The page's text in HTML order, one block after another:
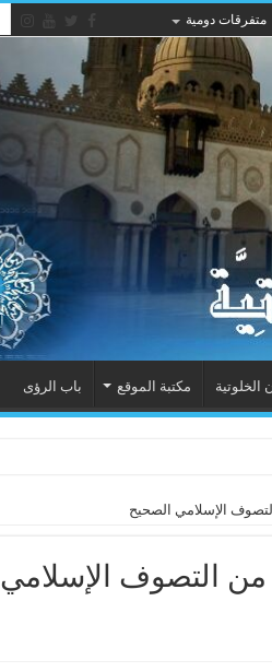
متفرقات دومية
الخلوتية مكتبة الموقع باب الرؤى
الإسلامي الصحيح
التصوف الإسلامي